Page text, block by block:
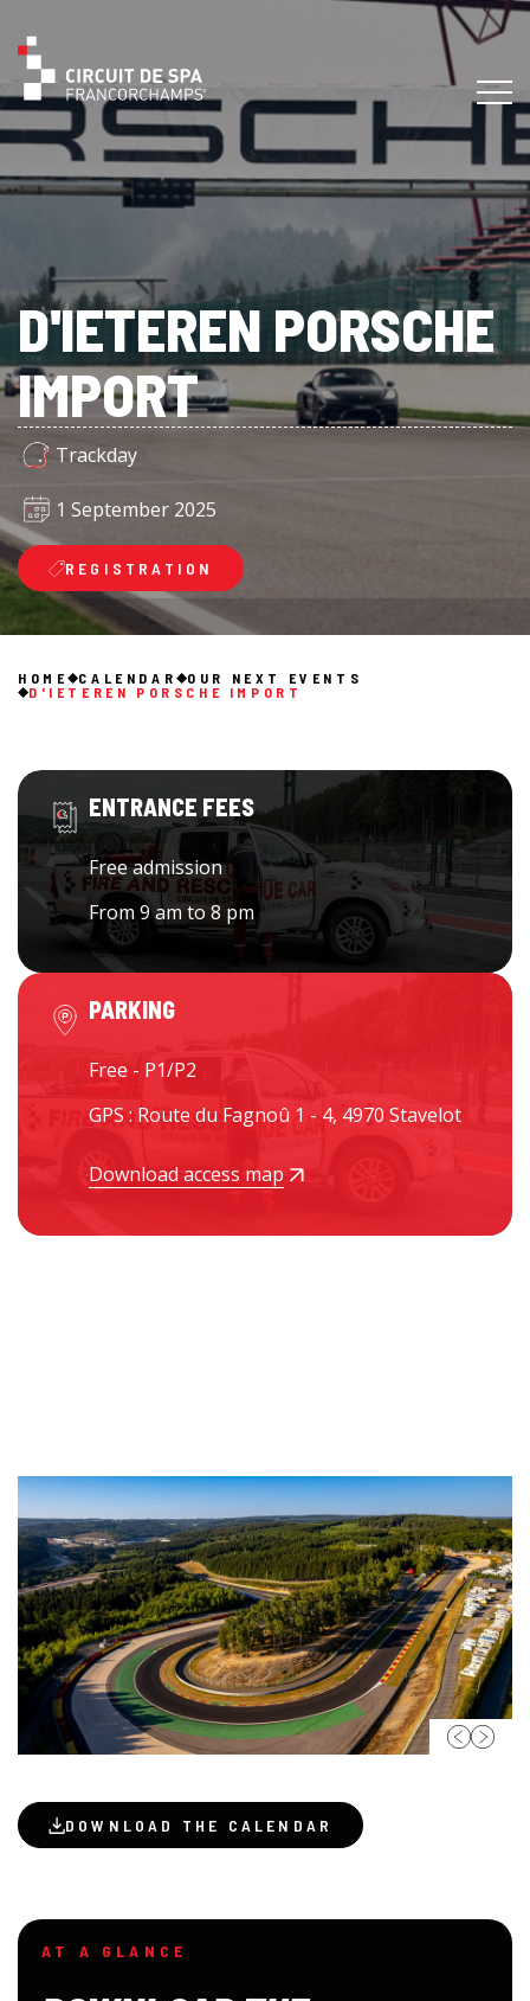
D'IETEREN PORSCHE
IMPORT
Trackday
1 September 2025
REGISTRATION
HOME CALENDAR
OUR NEXT EVENTS
D'IETEREN PORSCHE IMPORT
ENTRANCE FEES
Free admission
From 9 am to 8 pm
PARKING
Free - P1/P2
GPS : Route du Fagnoû 1 - 4, 4970 Stavelot
Download access map
DOWNLOAD THE CALENDAR
AT A GLANCE